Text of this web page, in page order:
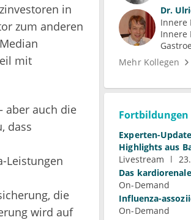
in
zum anderen
mit
aber auch die
dass
Leistungen
die
wird auf
Dr.
Innere
Innere
Mehr Kollegen
Fortbildungen
Experten-
Highlights aus
Livestream
Das
On-Demand
Influenza-
On-Demand